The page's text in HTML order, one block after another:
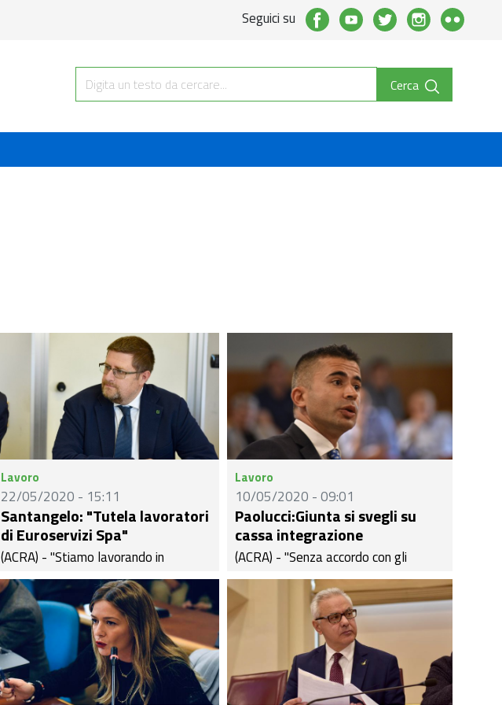
Seguici su
Cerca
Lavoro
22/05/2020 - 15:11
Santangelo: "Tutela lavoratori
di Euroservizi Spa"
(ACRA) - "Stiamo lavorando in
Consiglio regionale per approvare
delle leggi importanti che spero
possano imprimere una decisiva
spinta verso la ripresa economica di
vari settori della nostra Regione."
Queste le parole di Roberto
Santangelo, vice presidente vicario.
Lavoro
10/05/2020 - 09:01
Paolucci:Giunta si svegli su
cassa integrazione
(ACRA) - "Senza accordo con gli
istituti di credito i lavoratori dovranno
aspettare ancora alcune settimane
per avere la cassa integrazione in
deroga. La Giunta lenta si svegli! Se
grazie alla nostra ennesima denuncia
la Giunta lenta ha accelerato e
processato oltre l'80 per cento delle